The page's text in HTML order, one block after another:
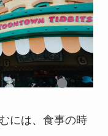
には、食事の時